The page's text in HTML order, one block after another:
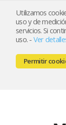
Utilizamos
uso y de
servicios. Si
uso. - Ver
Permitir